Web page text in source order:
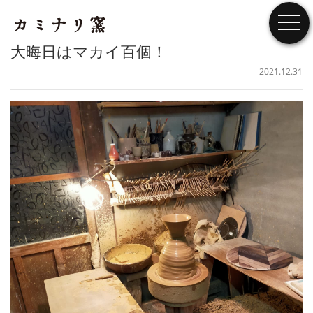
大晦日はマカイ百個！
2021.12.31